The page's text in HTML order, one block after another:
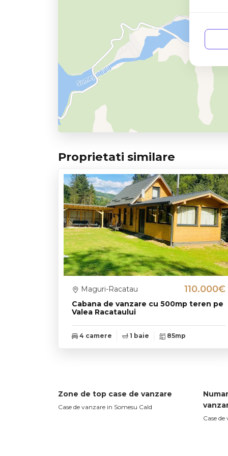
Proprietati similare
Cabana de vanzare cu 500mp teren pe
Valea Racataului
Maguri-Racatau 110.000€
4 camere 1 baie 85mp
Zone de top case de vanzare
Case de vanzare in Somesu Cald
Case